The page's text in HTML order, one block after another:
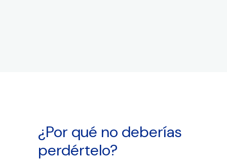
¿Por qué no deberías
perdértelo?